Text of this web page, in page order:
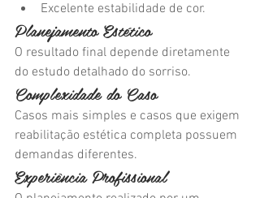
Excelente estabilidade de cor.
Planejamento Estético
O resultado final depende diretamente
do estudo detalhado do sorriso.
Complexidade do Caso
Casos mais simples e casos que exigem
reabilitação estética completa possuem
demandas diferentes.
Experiência Profissional